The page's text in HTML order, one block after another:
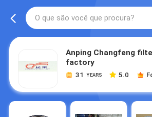
Anping Changfeng
factory
31 YEARS 5.0